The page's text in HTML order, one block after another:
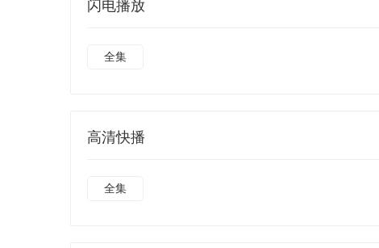
闪电播放
全集
高清快播
全集